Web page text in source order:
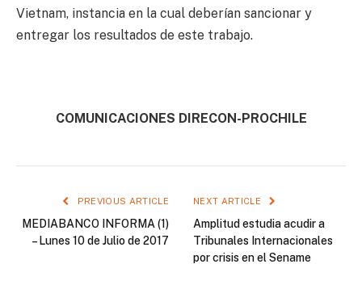
Vietnam, instancia en la cual deberían sancionar y
entregar los resultados de este trabajo.
COMUNICACIONES DIRECON-PROCHILE
PREVIOUS ARTICLE
MEDIABANCO INFORMA (1)
– Lunes 10 de Julio de 2017
NEXT ARTICLE
Amplitud estudia acudir a
Tribunales Internacionales
por crisis en el Sename